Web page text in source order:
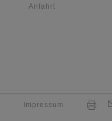
Anfahrt
Impressum